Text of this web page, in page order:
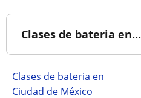
Clases de bateria en...
Clases de bateria en
Ciudad de México